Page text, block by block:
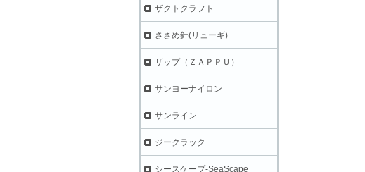
ザクトクラフト
ささめ針(リューギ)
ザップ（ＺＡＰＰＵ）
サンヨーナイロン
サンライン
ジークラック
シースケープ-SeaScape